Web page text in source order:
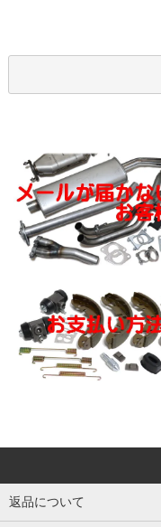
返品について